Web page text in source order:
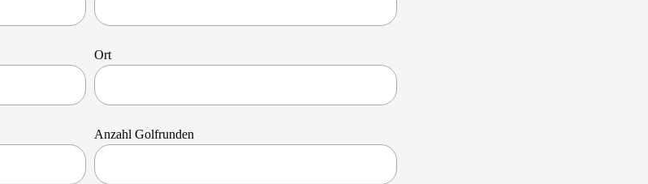
Ort
Anzahl Golfrunden